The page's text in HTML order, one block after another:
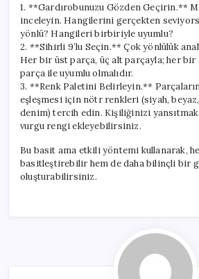
1. **Gardırobunuzu Gözden Geçirin.**
inceleyin. Hangilerini gerçekten
yönlü? Hangileri birbiriyle uyumlu?
2. **Sihirli 9’lu Seçin.** Çok yönlülük
Her bir üst parça, üç alt parçayla; her bir
parça ile uyumlu olmalıdır.
3. **Renk Paletini Belirleyin.**
eşleşmesi için nötr renkleri (siyah,
denim) tercih edin. Kişiliğinizi
vurgu rengi ekleyebilirsiniz.
Bu basit ama etkili yöntemi kullanarak,
basitleştirebilir hem de daha bilinçli bir
oluşturabilirsiniz.